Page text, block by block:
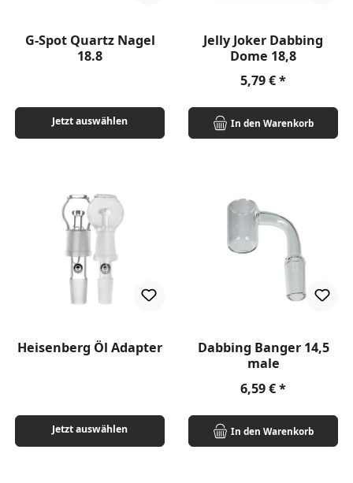
G-Spot Quartz Nagel
18.8
Jetzt auswählen
Jelly Joker Dabbing
Dome 18,8
Regulärer Preis:
5,79 €
In den Warenkorb
Heisenberg Öl Adapter
Jetzt auswählen
Dabbing Banger 14,5
male
Regulärer Preis:
6,59 €
In den Warenkorb